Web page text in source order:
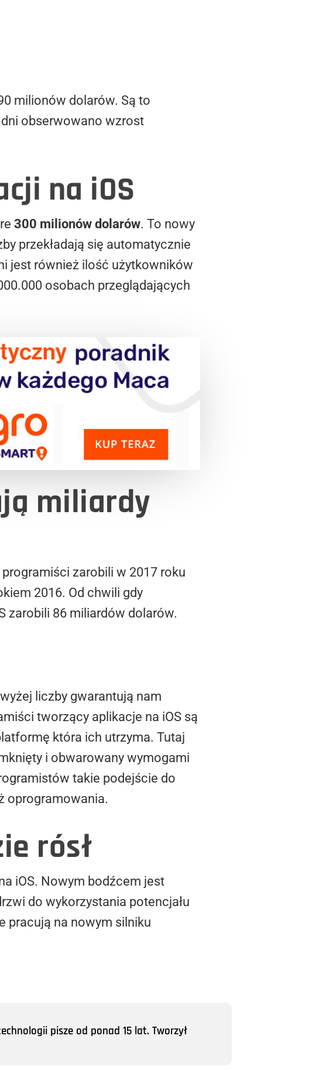
milionów dolarów. Są to
obserwowano wzrost
na iOS
300 milionów dolarów. To nowy
przekładają się automatycznie
jest również ilość użytkowników
osobach przeglądających
miliardy
zarobili w 2017 roku
2016. Od chwili gdy
zarobili 86 miliardów dolarów.
liczby gwarantują nam
tworzący aplikacje na iOS są
która ich utrzyma. Tutaj
i obwarowany wymogami
takie podejście do
oprogramowania.
rósł
iOS. Nowym bodźcem jest
do wykorzystania potencjału
pracują na nowym silniku
pisze od ponad 15 lat. Tworzył